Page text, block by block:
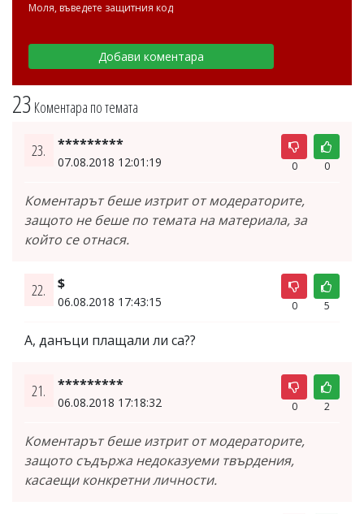
23 Коментара по темата
23. *********
07.08.2018 12:01:19 0 0
Коментарът беше изтрит от модераторите,
защото не беше по темата на материала, за
който се отнася.
22. $
06.08.2018 17:43:15 0 5
А, данъци плащали ли са??
21. *********
06.08.2018 17:18:32 0 2
Коментарът беше изтрит от модераторите,
защото съдържа недоказуеми твърдения,
касаещи конкретни личности.
Моля, въведете защитния код